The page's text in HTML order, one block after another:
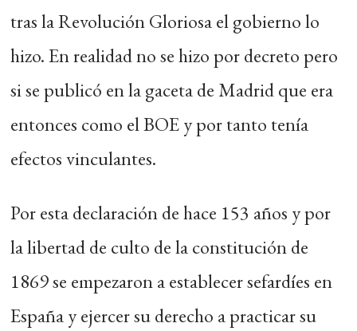
tras la Revolución Gloriosa el gobierno lo
hizo. En realidad no se hizo por decreto pero
si se publicó en la gaceta de Madrid que era
entonces como el BOE y por tanto tenía
efectos vinculantes.
Por esta declaración de hace 153 años y por
la libertad de culto de la constitución de
1869 se empezaron a establecer sefardíes en
España y ejercer su derecho a practicar su